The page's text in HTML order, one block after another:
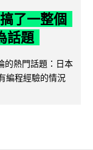
了一整個
話題
的熱門話題：日本
編程經驗的情況